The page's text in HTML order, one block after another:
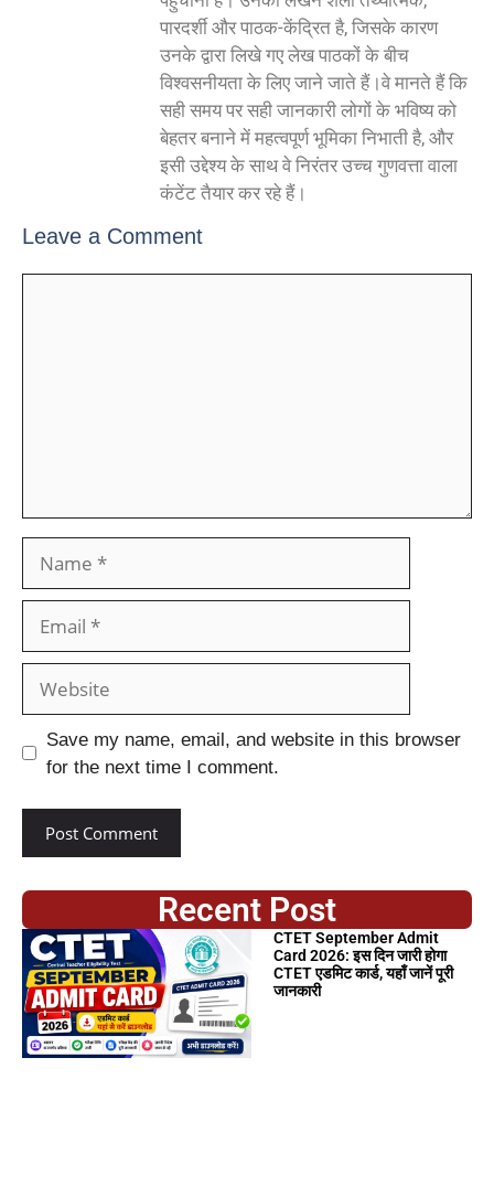
पारदर्शी और पाठक-केंद्रित है, जिसके कारण
उनके द्वारा लिखे गए लेख पाठकों के बीच
विश्वसनीयता के लिए जाने जाते हैं।वे मानते हैं कि
सही समय पर सही जानकारी लोगों के भविष्य को
बेहतर बनाने में महत्वपूर्ण भूमिका निभाती है, और
इसी उद्देश्य के साथ वे निरंतर उच्च गुणवत्ता वाला
कंटेंट तैयार कर रहे हैं।
Leave a Comment
Save my name, email, and website in this browser
for the next time I comment.
Recent Post
CTET September Admit
Card 2026: इस दिन जारी होगा
CTET एडमिट कार्ड, यहाँ जानें पूरी
जानकारी